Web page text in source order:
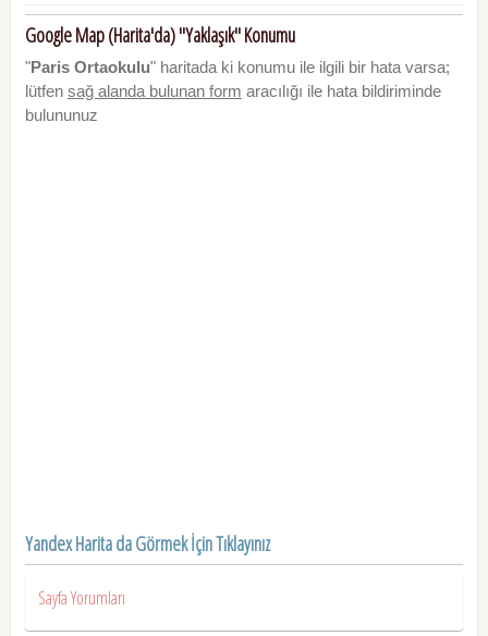
Google Map (Harita'da) "Yaklaşık" Konumu
"Paris Ortaokulu" haritada ki konumu ile ilgili bir hata varsa;
lütfen sağ alanda bulunan form aracılığı ile hata bildiriminde
bulununuz
Yandex Harita da Görmek İçin Tıklayınız
Sayfa Yorumları